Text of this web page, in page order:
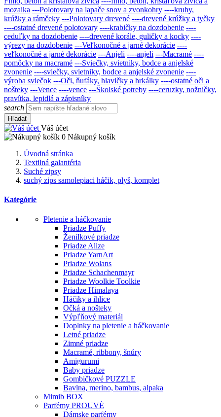
mozaika ---Polotovary na lapače snov a zvonkohry ----kruhy,
krúžky a rámčeky ---Polotovary drevené ----drevené krúžky a tyčky
----ostatné drevené polotovary ----krabičky na dozdobenie ----
ceduľky na dozdobenie ----drevené korále, guličky a kocky ----
výrezy na dozdobenie ---Veľkonočné a jarné dekorácie ----
veľkonočné a jarné dekorácie ---Anjeli ----anjeli ---Macramé ----
pomôcky na macramé ---Sviečky, svietniky, bodce a anjelské
zvonenie ----sviečky, svietniky, bodce a anjelské zvonenie ----
výroba sviečok ---Oči, ňufáky, hlavičky a hrkálky ----ostatné oči a
nošteky ---Vence ----vence ---Školské potreby ----ceruzky, nožničky,
pravítka, lepidlá a zápisníky
search
Hľadať
Váš účet
0 Nákupný košík
Úvodná stránka
Textilná galantéria
Suché zipsy
suchý zips samolepiaci háčik, plyš, komplet
Kategórie
Pletenie a háčkovanie
Priadze Puffy
Ženilkové priadze
Priadze Alize
Priadze YarnArt
Priadze Wolans
Priadze Schachenmayr
Priadze Woolkie Toolkie
Priadze Himalaya
Háčiky a ihlice
Očká a nošteky
Výpľňový materiál
Doplnky na pletenie a háčkovanie
Letné priadze
Zimné priadze
Macramé, ribbony, šnúry
Amigurumi
Baby priadze
Gombičkové PUZZLE
Bavlna, merino, bambus, alpaka
Mimib BOX
Parfémy PROUVÉ
Dámske parfémy